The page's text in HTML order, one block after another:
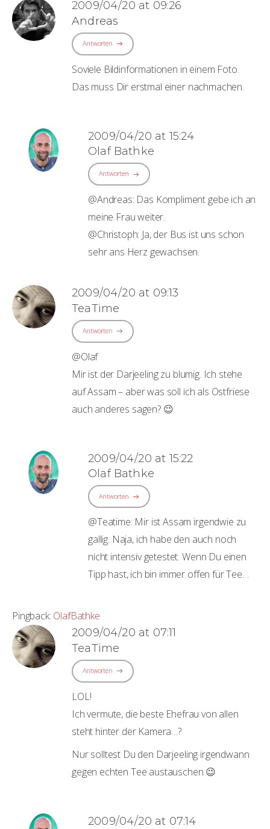
2009/04/20 at 09:26
Andreas
Antworten
Soviele Bildinformationen in einem Foto.
Das muss Dir erstmal einer nachmachen.
2009/04/20 at 15:24
Olaf Bathke
Antworten
@Andreas: Das Kompliment gebe ich an
meine Frau weiter.
@Christoph: Ja, der Bus ist uns schon
sehr ans Herz gewachsen.
2009/04/20 at 09:13
TeaTime
Antworten
@Olaf
Mir ist der Darjeeling zu blumig. Ich stehe
auf Assam – aber was soll ich als Ostfriese
auch anderes sagen? 😉
2009/04/20 at 15:22
Olaf Bathke
Antworten
@Teatime: Mir ist Assam irgendwie zu
gallig. Naja, ich habe den auch noch
nicht intensiv getestet. Wenn Du einen
Tipp hast, ich bin immer offen für Tee…
Pingback: OlafBathke
2009/04/20 at 07:11
TeaTime
Antworten
LOL!
Ich vermute, die beste Ehefrau von allen
steht hinter der Kamera…?
Nur solltest Du den Darjeeling irgendwann
gegen echten Tee austauschen 😉
2009/04/20 at 07:14